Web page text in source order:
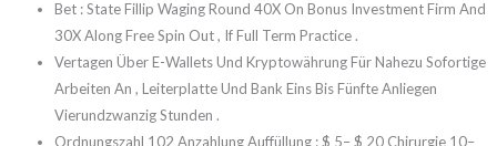
Bet : State Fillip Waging Round 40X On Bonus Investment Firm And
30X Along Free Spin Out , If Full Term Practice .
Vertagen Über E-Wallets Und Kryptowährung Für Nahezu Sofortige
Arbeiten An , Leiterplatte Und Bank Eins Bis Fünfte Anliegen
Vierundzwanzig Stunden .
Ordnungszahl 102 Anzahlung Auffüllung : $ 5– $ 20 Chirurgie 10–